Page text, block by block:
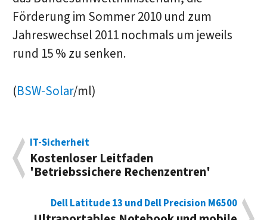
Förderung im Sommer 2010 und zum
Jahreswechsel 2011 nochmals um jeweils
rund 15 % zu senken.
(BSW-Solar/ml)
IT-Sicherheit
Kostenloser Leitfaden
'Betriebssichere Rechenzentren'
Dell Latitude 13 und Dell Precision M6500